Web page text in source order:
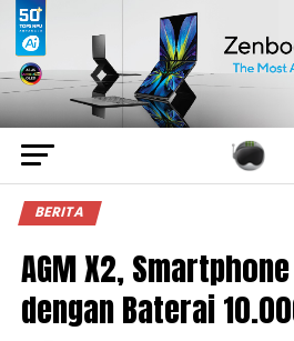
BERITA
AGM X2,
dengan Baterai